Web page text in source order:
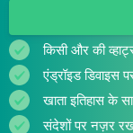
किसी और की
एंड्रॉइड डिवाइस
खाता इतिहास के
संदेशों पर नज़र